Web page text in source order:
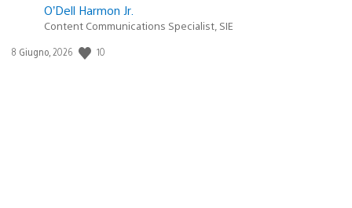
O’Dell Harmon Jr.
Content Communications Specialist, SIE
Data
8 Giugno, 2026 10